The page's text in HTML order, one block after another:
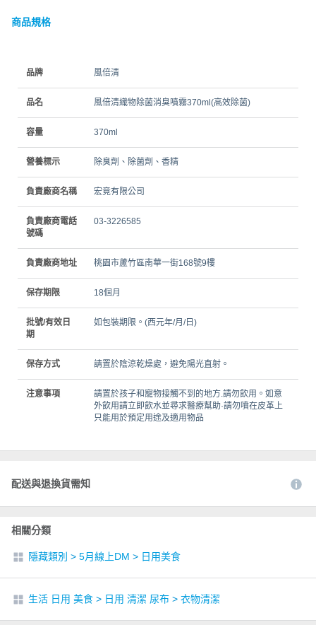
商品規格
品牌 風倍清
品名 風倍清織物除菌消臭噴霧370ml(高效除菌)
容量 370ml
營養標示 除臭劑、除菌劑、香精
負責廠商名稱 宏竟有限公司
負責廠商電話
號碼
03-3226585
負責廠商地址 桃園市蘆竹區南華一街168號9樓
保存期限 18個月
批號/有效日
期
如包裝期限。(西元年/月/日)
保存方式 請置於陰涼乾燥處，避免陽光直射。
注意事項
請置於孩子和寵物接觸不到的地方.請勿飲用。如意
外飲用請立即飲水並尋求醫療幫助·請勿噴在皮革上
只能用於預定用途及適用物品
配送與退換貨需知
相關分類
隱藏類別 > 5月線上DM > 日用美食
生活 日用 美食 > 日用 清潔 尿布 > 衣物清潔